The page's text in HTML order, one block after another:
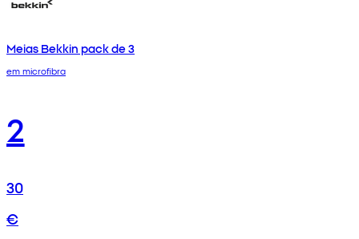
Meias Bekkin pack de 3
em microfibra
2
30
€